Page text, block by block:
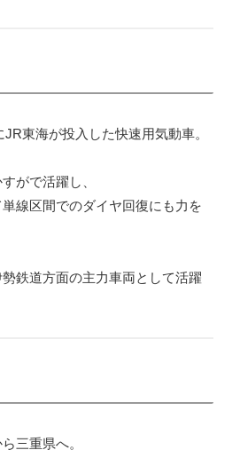
東海が投入した快速用気動車。
がで活躍し、
線区間でのダイヤ回復にも力を
鉄道方面の主力車両として活躍
三重県へ。